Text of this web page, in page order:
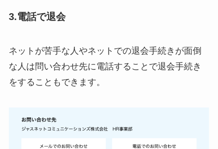
3.電話で退会
ネットが苦手な人やネットでの退会手続きが面倒
な人は問い合わせ先に電話することで退会手続き
をすることもできます。